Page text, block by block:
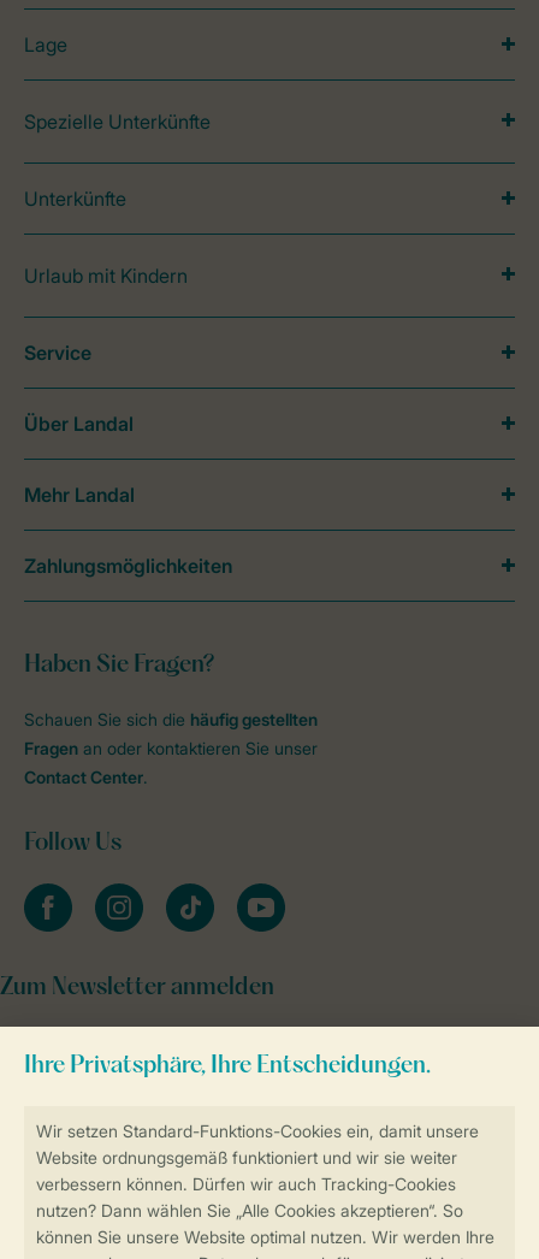
Sicher und schnell zur Online-Buchung
Sichere Datenübertragung
Lage
Spezielle Unterkünfte
Unterkünfte
Urlaub mit Kindern
Haben Sie Fragen?
Schauen Sie sich die häufig gestellten
Fragen an oder kontaktieren Sie unser
Contact Center.
Follow Us
facebookinstagramtiktok youtube
Zum Newsletter anmelden
Service
Über Landal
Mehr Landal
Zahlungsmöglichkeiten